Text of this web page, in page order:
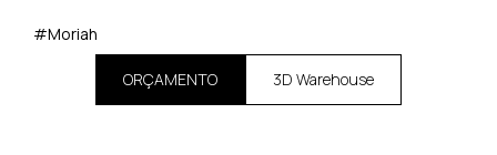
#Moriah
ORÇAMENTO 3D Warehouse